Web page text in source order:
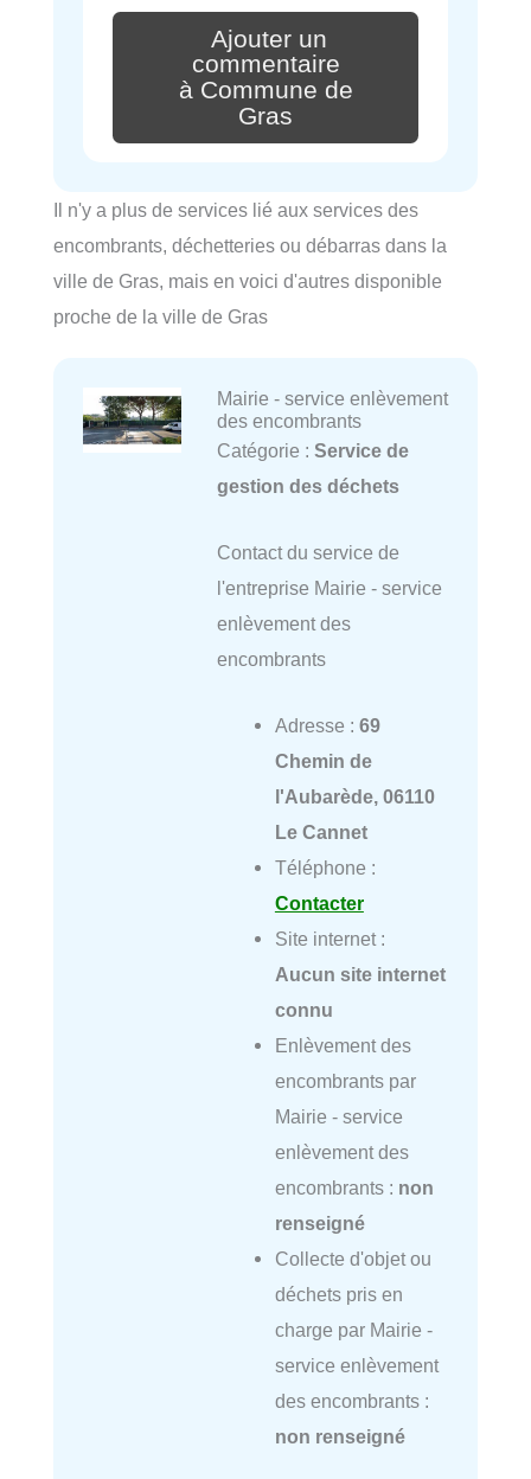
Ajouter un
commentaire
à Commune de
Gras
Il n'y a plus de services lié aux services des
encombrants, déchetteries ou débarras dans la
ville de Gras, mais en voici d'autres disponible
proche de la ville de Gras
Mairie - service enlèvement
des encombrants
Catégorie : Service de
gestion des déchets
Contact du service de
l'entreprise Mairie - service
enlèvement des
encombrants
Adresse : 69
Chemin de
l'Aubarède, 06110
Le Cannet
Téléphone :
Contacter
Site internet :
Aucun site internet
connu
Enlèvement des
encombrants par
Mairie - service
enlèvement des
encombrants : non
renseigné
Collecte d'objet ou
déchets pris en
charge par Mairie -
service enlèvement
des encombrants :
non renseigné